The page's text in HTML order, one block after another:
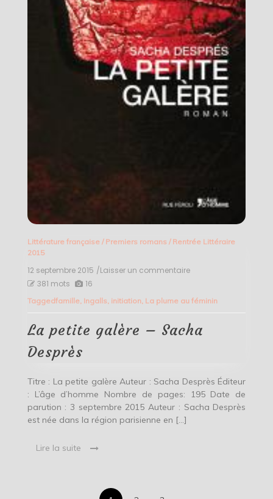
Littérature française/ Premiers romans / Rentrée Littéraire
2015
12 septembre 2015 /Laisser un commentaireon
galère
Sacha
Desprès
381 mots 16
Taggedfamille, Ingalls, initiation, La plume au féminin
La petite galère – Sacha
Desprès
Titre : La petite galère Auteur : Sacha Desprès Éditeur
: L’âge d’homme Nombre de pages: 195 Date de
parution : 3 septembre 2015 Auteur : Sacha Desprès
est née dans la région parisienne en […]
Lire la suite